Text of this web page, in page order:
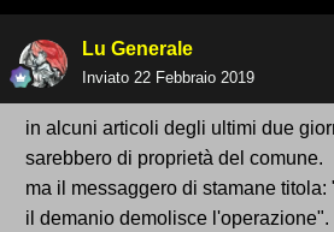
Lu Generale
Inviato 22 Febbraio 2019
in alcuni articoli degli ultimi due
sarebbero di proprietà del comune.
ma il messaggero di stamane titola:
il demanio demolisce l'operazione".